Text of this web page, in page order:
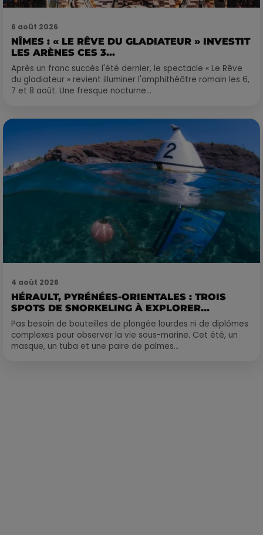
6 août 2026
NÎMES : « LE RÊVE DU GLADIATEUR » INVESTIT
LES ARÈNES CES 3...
Après un franc succès l'été dernier, le spectacle « Le Rêve
du gladiateur » revient illuminer l'amphithéâtre romain les 6,
7 et 8 août. Une fresque nocturne...
4 août 2026
HÉRAULT, PYRÉNÉES-ORIENTALES : TROIS
SPOTS DE SNORKELING À EXPLORER...
Pas besoin de bouteilles de plongée lourdes ni de diplômes
complexes pour observer la vie sous-marine. Cet été, un
masque, un tuba et une paire de palmes...